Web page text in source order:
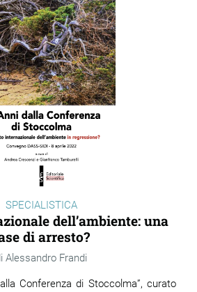
SPECIALISTICA
dell’ambiente: una
di arresto?
Alessandro Frandi
Conferenza di Stoccolma”, curato